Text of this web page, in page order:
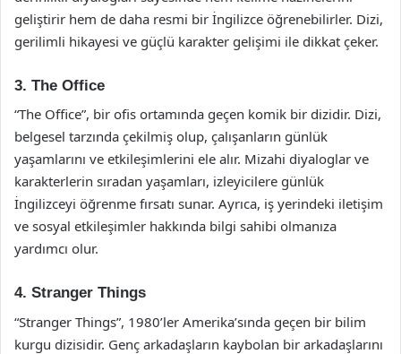
geliştirir hem de daha resmi bir İngilizce öğrenebilirler. Dizi,
gerilimli hikayesi ve güçlü karakter gelişimi ile dikkat çeker.
3. The Office
“The Office”, bir ofis ortamında geçen komik bir dizidir. Dizi,
belgesel tarzında çekilmiş olup, çalışanların günlük
yaşamlarını ve etkileşimlerini ele alır. Mizahi diyaloglar ve
karakterlerin sıradan yaşamları, izleyicilere günlük
İngilizceyi öğrenme fırsatı sunar. Ayrıca, iş yerindeki iletişim
ve sosyal etkileşimler hakkında bilgi sahibi olmanıza
yardımcı olur.
4. Stranger Things
“Stranger Things”, 1980’ler Amerika’sında geçen bir bilim
kurgu dizisidir. Genç arkadaşların kaybolan bir arkadaşlarını